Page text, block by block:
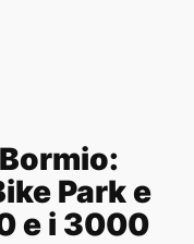
Park e
e i 3000